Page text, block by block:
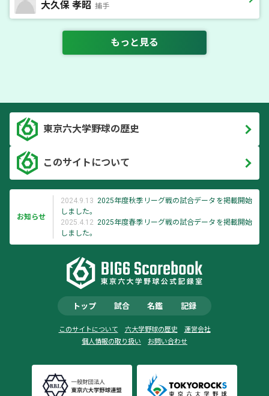
大久保 孝昭 捕手
もっと見る
東京六大学野球の歴史
このサイトについて
お知らせ
2024.9.13 2025年度秋季リーグ戦の試合データを掲載開始
しました。
2025.4.12 2025年度春季リーグ戦の試合データを掲載開始
しました。
トップ 試合 名鑑 記録
このサイトについて 六大学野球の歴史
運営会社
個人情報の取り扱い
お問い合わせ